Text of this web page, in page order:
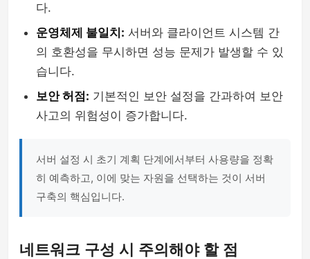
다.
운영체제 불일치: 서버와 클라이언트 시스템 간
의 호환성을 무시하면 성능 문제가 발생할 수 있
습니다.
보안 허점: 기본적인 보안 설정을 간과하여 보안
사고의 위험성이 증가합니다.
서버 설정 시 초기 계획 단계에서부터 사용량을 정확
히 예측하고, 이에 맞는 자원을 선택하는 것이 서버
구축의 핵심입니다.
네트워크 구성 시 주의해야 할 점